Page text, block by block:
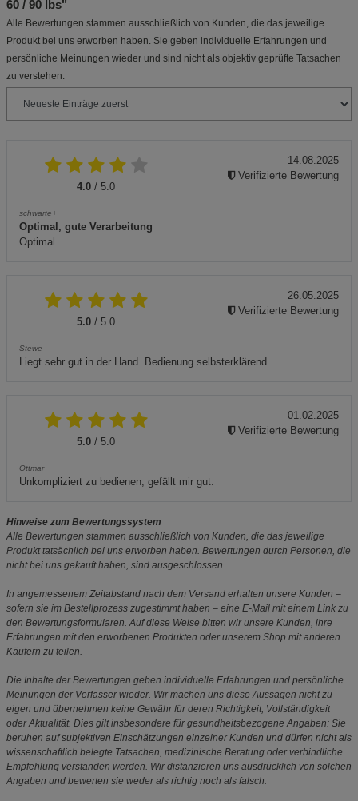
60 / 90 lbs"
Alle Bewertungen stammen ausschließlich von Kunden, die das jeweilige
Produkt bei uns erworben haben. Sie geben individuelle Erfahrungen und
persönliche Meinungen wieder und sind nicht als objektiv geprüfte Tatsachen
zu verstehen.
4.0 / 5.0
schwarte+
Optimal, gute Verarbeitung
Optimal
14.08.2025
Verifizierte Bewertung
5.0 / 5.0
Stewe
Liegt sehr gut in der Hand. Bedienung selbsterklärend.
26.05.2025
Verifizierte Bewertung
5.0 / 5.0
Ottmar
Unkompliziert zu bedienen, gefällt mir gut.
01.02.2025
Verifizierte Bewertung
Hinweise zum Bewertungssystem
Alle Bewertungen stammen ausschließlich von Kunden, die das jeweilige
Produkt tatsächlich bei uns erworben haben. Bewertungen durch Personen, die
nicht bei uns gekauft haben, sind ausgeschlossen.
In angemessenem Zeitabstand nach dem Versand erhalten unsere Kunden –
sofern sie im Bestellprozess zugestimmt haben – eine E-Mail mit einem Link zu
den Bewertungsformularen. Auf diese Weise bitten wir unsere Kunden, ihre
Erfahrungen mit den erworbenen Produkten oder unserem Shop mit anderen
Käufern zu teilen.
Die Inhalte der Bewertungen geben individuelle Erfahrungen und persönliche
Meinungen der Verfasser wieder. Wir machen uns diese Aussagen nicht zu
eigen und übernehmen keine Gewähr für deren Richtigkeit, Vollständigkeit
oder Aktualität. Dies gilt insbesondere für gesundheitsbezogene Angaben: Sie
beruhen auf subjektiven Einschätzungen einzelner Kunden und dürfen nicht als
wissenschaftlich belegte Tatsachen, medizinische Beratung oder verbindliche
Empfehlung verstanden werden. Wir distanzieren uns ausdrücklich von solchen
Angaben und bewerten sie weder als richtig noch als falsch.